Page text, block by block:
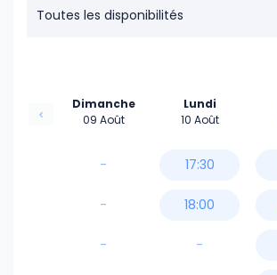
Toutes les disponibilités
Dimanche
09 Août
-
-
-
Lundi
10 Août
17:30
18:00
-